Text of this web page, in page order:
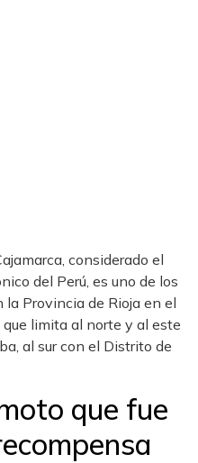
considerado el
del Perú, es uno de los
Provincia de Rioja en el
limita al norte y al este
al sur con el Distrito de
que fue